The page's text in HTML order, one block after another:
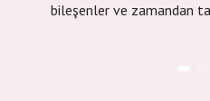
bileşenler ve zamandan